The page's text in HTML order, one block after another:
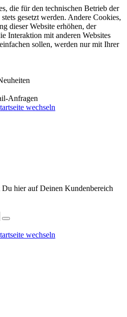
die für den technischen Betrieb der
gesetzt werden. Andere Cookies,
dieser Website erhöhen, der
Interaktion mit anderen Websites
sollen, werden nur mit Ihrer
Anfragen
hier auf Deinen Kundenbereich